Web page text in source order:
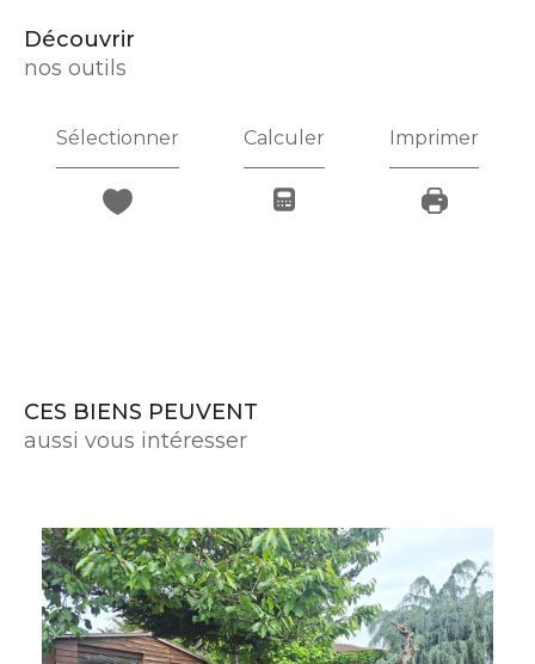
découvrir
nos outils
Sélectionner Calculer Imprimer
CES BIENS PEUVENT
aussi vous intéresser